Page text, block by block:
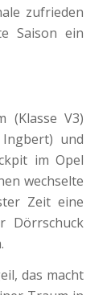
zufrieden
Saison ein
(Klasse V3)
und
im Opel
wechselte
Zeit eine
Dörrschuck
das macht